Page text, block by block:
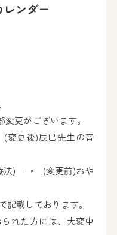
レンダー
更がございます。
更後)辰巳先生の音
法) → (変更前)おや
記載しております。
れた方には、大変申